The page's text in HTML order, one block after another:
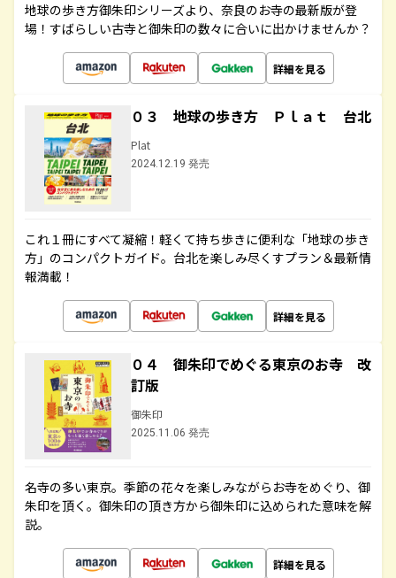
地球の歩き方御朱印シリーズより、奈良のお寺の最新版が登
場！すばらしい古寺と御朱印の数々に合いに出かけませんか？
詳細を見る
０３ 地球の歩き方 Ｐｌａｔ 台北
Plat
2024.12.19 発売
これ１冊にすべて凝縮！軽くて持ち歩きに便利な「地球の歩き
方」のコンパクトガイド。台北を楽しみ尽くすプラン＆最新情
報満載！
詳細を見る
０４ 御朱印でめぐる東京のお寺 改
訂版
御朱印
2025.11.06 発売
名寺の多い東京。季節の花々を楽しみながらお寺をめぐり、御
朱印を頂く。御朱印の頂き方から御朱印に込められた意味を解
説。
詳細を見る